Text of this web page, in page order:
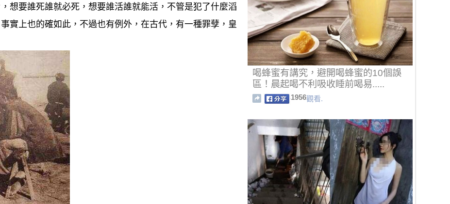
想要誰死誰就必死，想要誰活誰就能活，不管是犯了什麼滔
實上也的確如此，不過也有例外，在古代，有一種罪孽，皇
喝蜂蜜有講究，避開喝蜂蜜的10個誤
區！晨起喝不利吸收睡前喝易.....
1956觀看.